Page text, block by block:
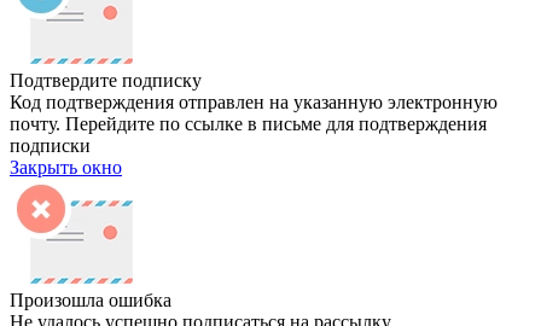
Подтвердите подписку
Код подтверждения отправлен на указанную электронную
почту. Перейдите по ссылке в письме для подтверждения
подписки
Закрыть окно
Произошла ошибка
Не удалось успешно подписаться на рассылку.